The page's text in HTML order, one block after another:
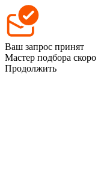
Ваш запрос принят
Мастер подбора
Продолжить